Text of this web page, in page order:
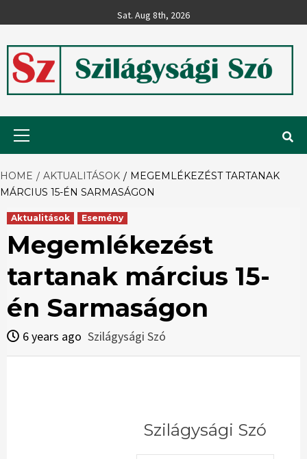
to
Sat. Aug 8th, 2026
Szilágysági
Szó
HOME AKTUALITÁSOK
MEGEMLÉKEZÉST TARTANAK
MÁRCIUS 15-ÉN SARMASÁGON
Aktualitások Esemény
Megemlékezést
tartanak március 15-
én Sarmaságon
6 years ago Szilágysági Szó
Szilágysági Szó